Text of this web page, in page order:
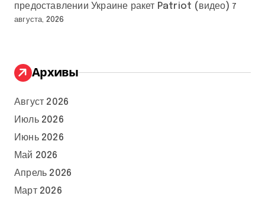
предоставлении Украине ракет Patriot (видео) 7
августа, 2026
Архивы
Август 2026
Июль 2026
Июнь 2026
Май 2026
Апрель 2026
Март 2026